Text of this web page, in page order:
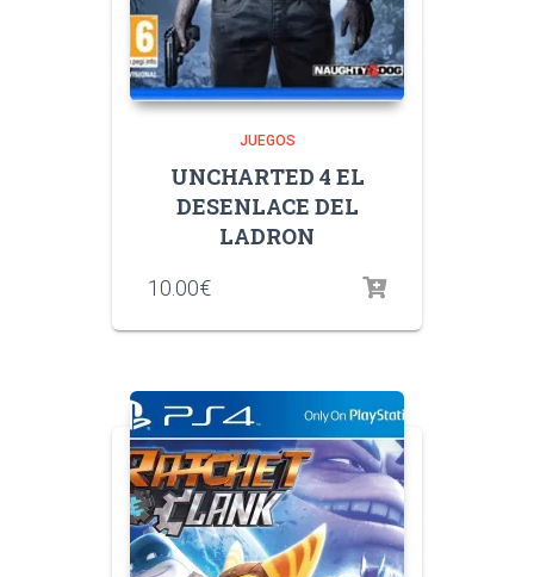
JUEGOS
UNCHARTED 4 EL
DESENLACE DEL
LADRON
10.00€